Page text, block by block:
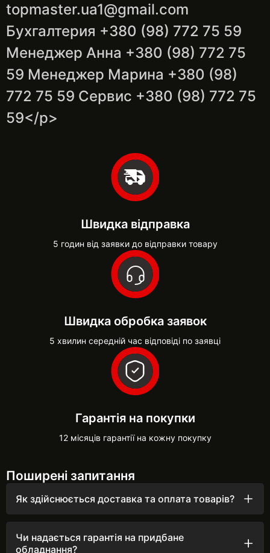
topmaster.ua1@gmail.com
Бухгалтерия +380 (98) 772 75 59
Менеджер Анна +380 (98) 772 75
59 Менеджер Марина +380 (98)
772 75 59 Сервис +380 (98) 772 75
59</p>
Швидка відправка
5 годин від заявки до відправки товару
Швидка обробка заявок
5 хвилин середній час відповіді по заявці
Гарантія на покупки
12 місяців гарантії на кожну покупку
Поширені запитання
Як здійснюється доставка та оплата товарів?
Чи надається гарантія на придбане
обладнання?